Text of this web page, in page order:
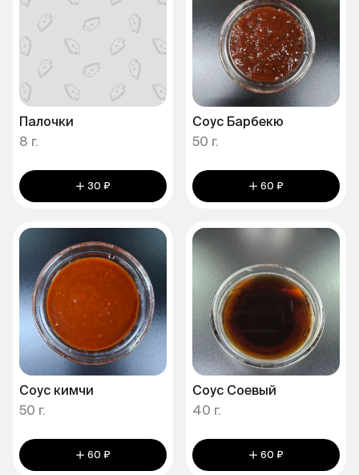
Палочки
8 г.
30 ₽
Соус Барбекю
50 г.
60 ₽
Соус кимчи
50 г.
60 ₽
Соус Соевый
40 г.
60 ₽